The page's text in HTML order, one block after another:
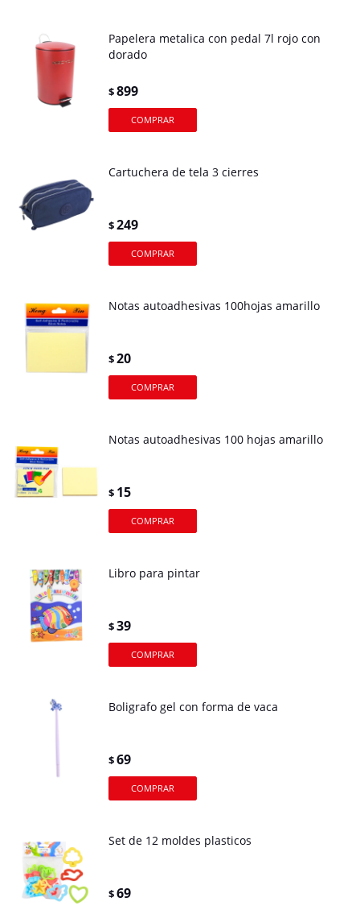
Papelera metalica con pedal 7l rojo con
dorado
$899
Cartuchera de tela 3 cierres
$249
Notas autoadhesivas 100hojas amarillo
$20
Notas autoadhesivas 100 hojas amarillo
$ 15
Libro para pintar
$39
Boligrafo gel con forma de vaca
$69
Set de 12 moldes plasticos
$69